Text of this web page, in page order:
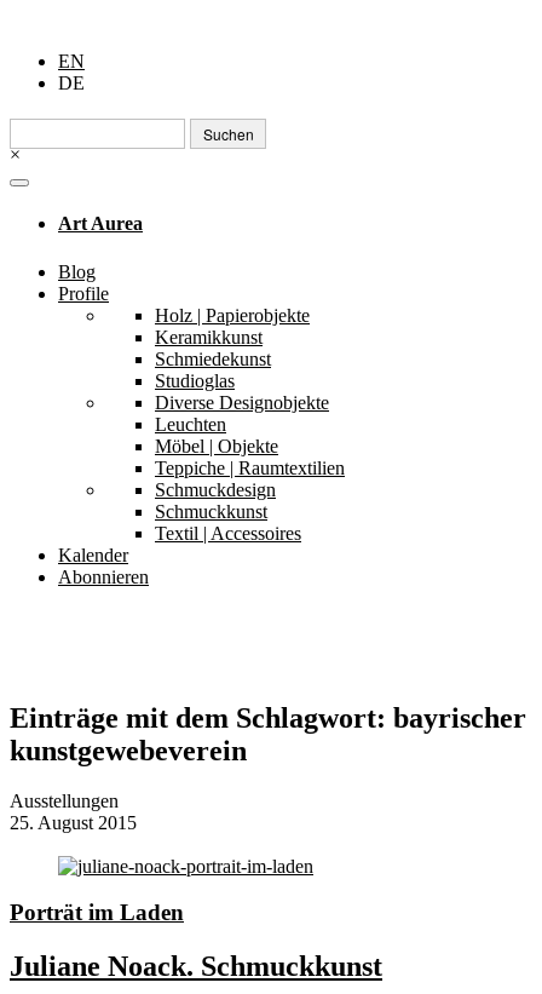
EN
DE
Suchen
nach:
×
Art Aurea
Blog
Profile
Holz | Papierobjekte
Keramikkunst
Schmiedekunst
Studioglas
Diverse Designobjekte
Leuchten
Möbel | Objekte
Teppiche | Raumtextilien
Schmuckdesign
Schmuckkunst
Textil | Accessoires
Kalender
Abonnieren
Einträge mit dem Schlagwort: bayrischer
kunstgewebeverein
Ausstellungen
25. August 2015
Porträt im Laden
Juliane Noack. Schmuckkunst